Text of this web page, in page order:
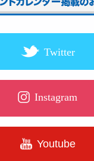
Twitter
Instagram
Youtube